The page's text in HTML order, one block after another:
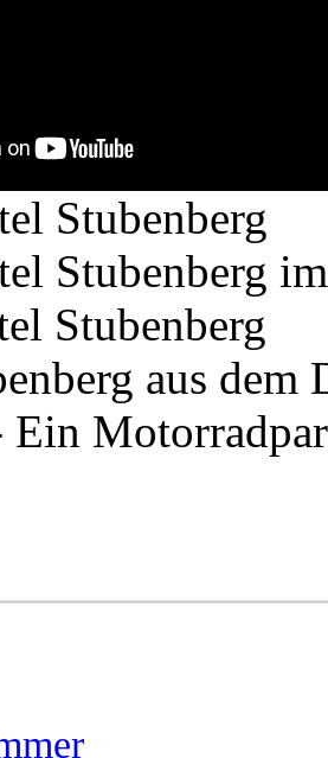
Stubenberg
Stubenberg
Stubenberg
aus dem
Ein